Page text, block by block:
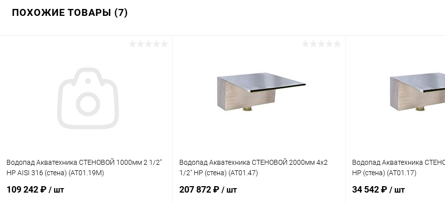
ПОХОЖИЕ ТОВАРЫ (7)
Водопад Акватехника СТЕНОВОЙ 1000мм 2 1/2"
НР AISI 316 (стена) (AT01.19M)
109 242 ₽ / шт
Водопад Акватехника СТЕНОВОЙ 2000мм 4х2
1/2" НР (стена) (AT01.47)
207 872 ₽ / шт
Водопад Акватехника
НР (стена) (AT01.17)
34 542 ₽ / шт